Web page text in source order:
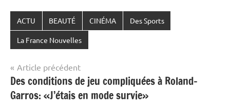
ACTU BEAUTÉ CINÉMA Des Sports
La France Nouvelles
Navigation
de
l’article
Article précédent
Des conditions de jeu compliquées à Roland-
Garros: «J’étais en mode survie»